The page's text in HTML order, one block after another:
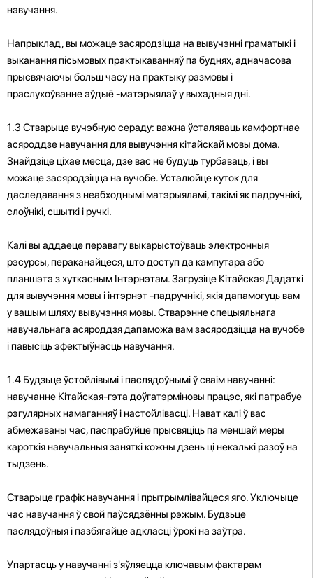
навучання.
Напрыклад, вы можаце засяродзіцца на вывучэнні граматыкі і
выканання пісьмовых практыкаванняў па буднях, адначасова
прысвячаючы больш часу на практыку размовы і
праслухоўванне аўдыё -матэрыялаў у выхадныя дні.
1.3 Стварыце вучэбную сераду: важна ўсталяваць камфортнае
асяроддзе навучання для вывучэння кітайскай мовы дома.
Знайдзіце ціхае месца, дзе вас не будуць турбаваць, і вы
можаце засяродзіцца на вучобе. Усталюйце куток для
даследавання з неабходнымі матэрыяламі, такімі як падручнікі,
слоўнікі, сшыткі і ручкі.
Калі вы аддаеце перавагу выкарыстоўваць электронныя
рэсурсы, пераканайцеся, што доступ да кампутара або
планшэта з хуткасным Інтэрнэтам. Загрузіце Кітайская Дадаткі
для вывучэння мовы і інтэрнэт -падручнікі, якія дапамогуць вам
у вашым шляху вывучэння мовы. Стварэнне спецыяльнага
навучальнага асяроддзя дапаможа вам засяродзіцца на вучобе
і павысіць эфектыўнасць навучання.
1.4 Будзьце ўстойлівымі і паслядоўнымі ў сваім навучанні:
навучанне Кітайская-гэта доўгатэрміновы працэс, які патрабуе
рэгулярных намаганняў і настойлівасці. Нават калі ў вас
абмежаваны час, паспрабуйце прысвяціць па меншай меры
кароткія навучальныя заняткі кожны дзень ці некалькі разоў на
тыдзень.
Стварыце графік навучання і прытрымлівайцеся яго. Уключыце
час навучання ў свой паўсядзённы рэжым. Будзьце
паслядоўныя і пазбягайце адкласці ўрокі на заўтра.
Упартасць у навучанні з'яўляецца ключавым фактарам